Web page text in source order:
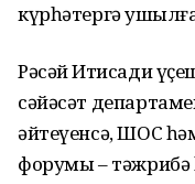
күрһәтергә
Рәсәй Иҡтисади
сәйәсәт
әйтеүенсә, ШОС
форумы – тәжрибә